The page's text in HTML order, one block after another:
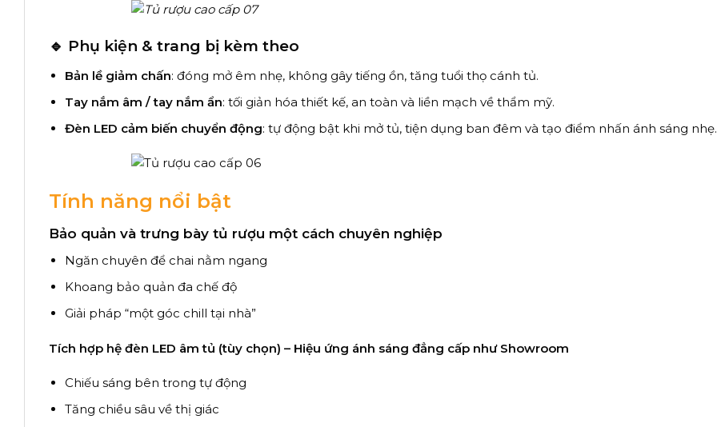
🔹 Phụ kiện & trang bị kèm theo
Bản lề giảm chấn: đóng mở êm nhẹ, không gây tiếng ồn, tăng tuổi thọ cánh tủ.
Tay nắm âm / tay nắm ẩn: tối giản hóa thiết kế, an toàn và liền mạch về thẩm mỹ.
Đèn LED cảm biến chuyển động: tự động bật khi mở tủ, tiện dụng ban đêm và tạo điểm nhấn ánh sáng nhẹ.
Tính năng nổi bật
Bảo quản và trưng bày tủ rượu một cách chuyên nghiệp
Ngăn chuyên để chai nằm ngang
Khoang bảo quản đa chế độ
Giải pháp “một góc chill tại nhà”
Tích hợp hệ đèn LED âm tủ (tùy chọn) – Hiệu ứng ánh sáng đẳng cấp như Showroom
Chiếu sáng bên trong tự động
Tăng chiều sâu về thị giác